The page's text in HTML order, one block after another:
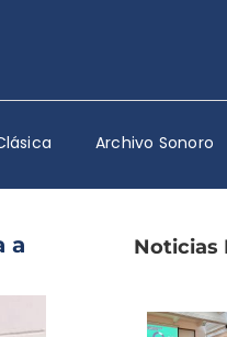
Archivo Sonoro
a
Noticias